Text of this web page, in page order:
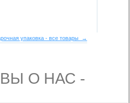
упаковка - все товары →
О НАС -